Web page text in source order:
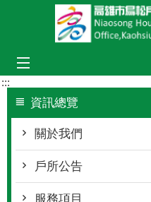
跳到主要內容區塊
:::
資訊總覽
關於我們
戶所公告
服務項目